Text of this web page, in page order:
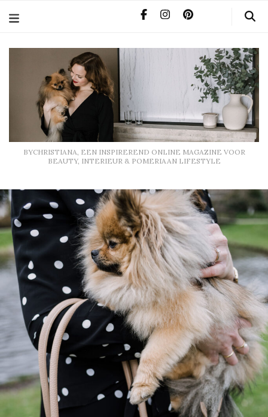
BYCHRISTIANA, EEN INSPIREREND ONLINE MAGAZINE VOOR
BEAUTY, INTERIEUR & POMERIAAN LIFESTYLE